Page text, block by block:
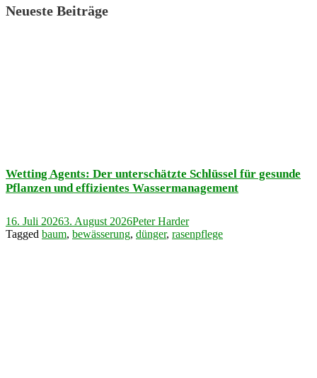
Neueste Beiträge
Wetting Agents: Der unterschätzte Schlüssel für gesunde
Pflanzen und effizientes Wassermanagement
16. Juli 20263. August 2026Peter Harder
Tagged baum, bewässerung, dünger, rasenpflege